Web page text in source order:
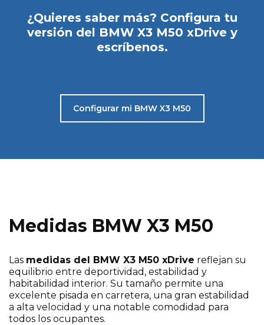
¿Quieres saber más? Configura tu
versión del BMW X3 M50 xDrive y
escríbenos.
Configurar mi BMW X3 M50
Medidas BMW X3 M50
Las medidas del BMW X3 M50 xDrive reflejan su
equilibrio entre deportividad, estabilidad y
habitabilidad interior. Su tamaño permite una
excelente pisada en carretera, una gran estabilidad
a alta velocidad y una notable comodidad para
todos los ocupantes.